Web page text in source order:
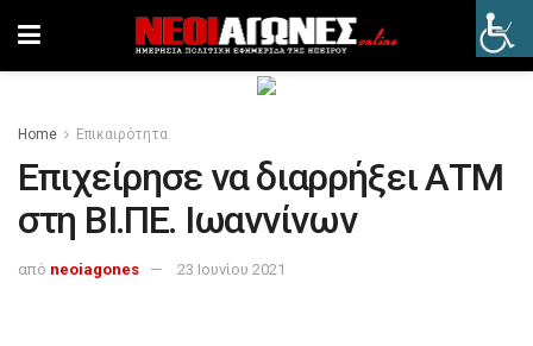
Home Επικαιρότητα
Επιχείρησε να διαρρήξει ΑΤΜ
στη ΒΙ.ΠΕ. Ιωαννίνων
από neoiagones 23 Ιουνίου 2021